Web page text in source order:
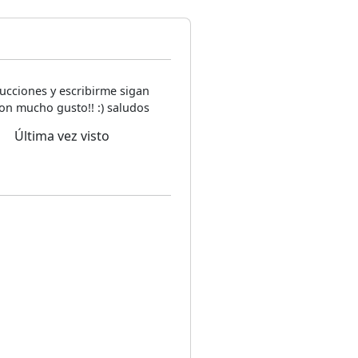
y escribirme sigan
mucho gusto!! :) saludos
Última vez visto